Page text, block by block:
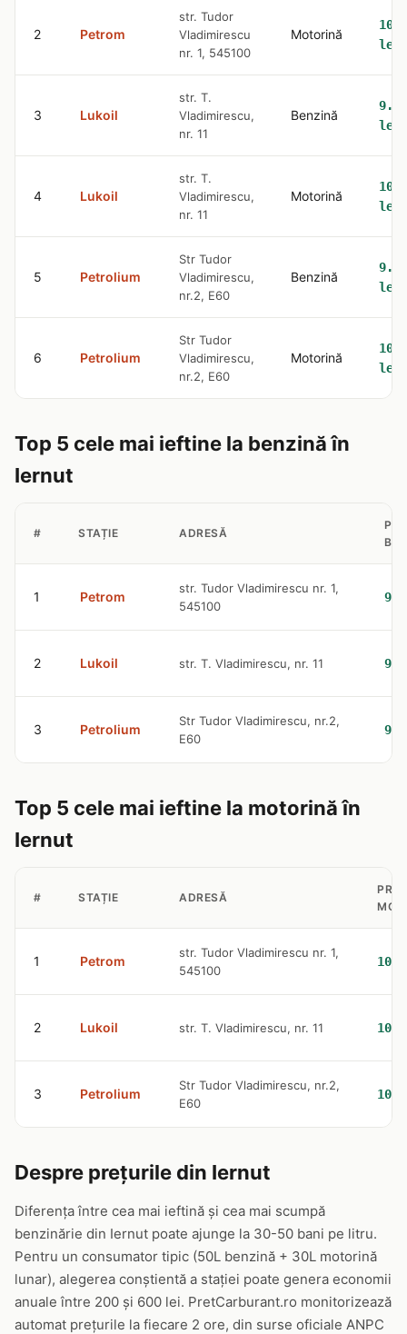
2 Petrom
str. Tudor
Vladimirescu
nr. 1, 545100
Motorină
lei
3 Lukoil
str. T.
Vladimirescu,
nr. 11
Benzină
9.42
lei
4 Lukoil
str. T.
Vladimirescu,
nr. 11
Motorină
lei
5 Petrolium
Str Tudor
Vladimirescu,
nr.2, E60
Benzină
9.69
lei
6 Petrolium
Str Tudor
Vladimirescu,
nr.2, E60
Motorină
lei
Top 5 cele mai ieftine la benzină în
Iernut
# STAȚIE ADRESĂ
1 Petrom
str. Tudor Vladimirescu nr. 1,
545100
2 Lukoil str. T. Vladimirescu, nr. 11
3 Petrolium
Str Tudor Vladimirescu, nr.2,
E60
Top 5 cele mai ieftine la motorină în
Iernut
# STAȚIE ADRESĂ
PREȚ
1 Petrom
str. Tudor Vladimirescu nr. 1,
545100
2 Lukoil str. T. Vladimirescu, nr. 11
3 Petrolium
Str Tudor Vladimirescu, nr.2,
E60
Despre prețurile din Iernut
Diferența între cea mai ieftină și cea mai scumpă
benzinărie din Iernut poate ajunge la 30-50 bani pe litru.
Pentru un consumator tipic (50L benzină + 30L motorină
lunar), alegerea conștientă a stației poate genera economii
anuale între 200 și 600 lei. PretCarburant.ro monitorizează
automat prețurile la fiecare 2 ore, din surse oficiale ANPC